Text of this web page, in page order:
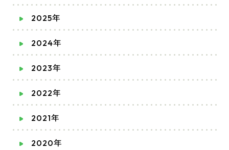
2025年
2024年
2023年
2022年
2021年
2020年